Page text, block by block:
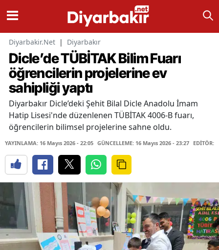
Diyarbakir.Net | Diyarbakır
Dicle’de TÜBİTAK Bilim Fuarı
öğrencilerin projelerine ev
sahipliği yaptı
Diyarbakır Dicle’deki Şehit Bilal Dicle Anadolu İmam
Hatip Lisesi'nde düzenlenen TÜBİTAK 4006-B fuarı,
öğrencilerin bilimsel projelerine sahne oldu.
YAYINLAMA: 16 Mayıs 2026 - 22:05 GÜNCELLEME: 16 Mayıs 2026 - 23:27 EDİTÖR: